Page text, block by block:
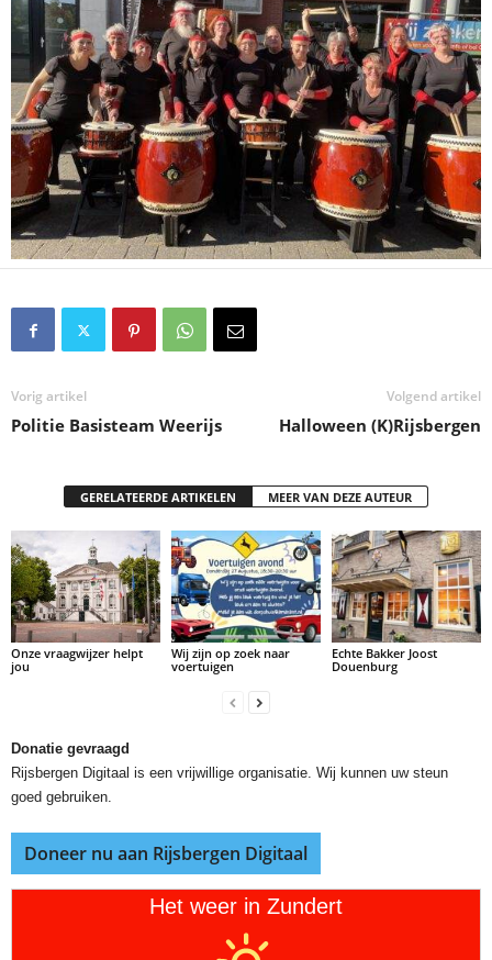
Vorig artikel
Politie Basisteam Weerijs
Volgend artikel
Halloween (K)Rijsbergen
GERELATEERDE ARTIKELEN MEER VAN DEZE AUTEUR
Onze vraagwijzer helpt
jou
Wij zijn op zoek naar
voertuigen
Echte Bakker Joost
Douenburg
Donatie gevraagd
Rijsbergen Digitaal is een vrijwillige organisatie. Wij kunnen uw steun
goed gebruiken.
Doneer nu aan Rijsbergen Digitaal
Het weer in Zundert